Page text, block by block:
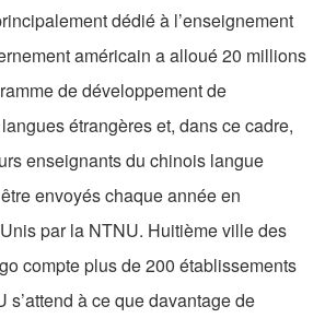
dédié à l’enseignement
américain a alloué 20 millions
de développement de
étrangères et, dans ce cadre,
enseignants du chinois langue
envoyés chaque année en
par la NTNU. Huitième ville des
compte plus de 200 établissements
s’attend à ce que davantage de